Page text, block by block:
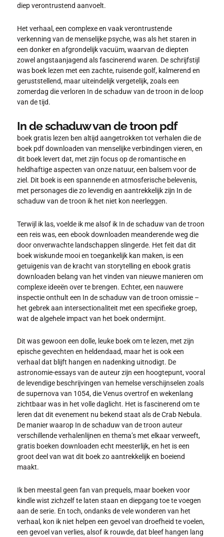
diep verontrustend aanvoelt.
Het verhaal, een complexe en vaak verontrustende
verkenning van de menselijke psyche, was als het staren in
een donker en afgrondelijk vacuüm, waarvan de diepten
zowel angstaanjagend als fascinerend waren. De schrijfstijl
was boek lezen met een zachte, ruisende golf, kalmerend en
geruststellend, maar uiteindelijk vergetelijk, zoals een
zomerdag die verloren In de schaduw van de troon in de loop
van de tijd.
In de schaduw van de troon pdf
boek gratis lezen ben altijd aangetrokken tot verhalen die de
boek pdf downloaden van menselijke verbindingen vieren, en
dit boek levert dat, met zijn focus op de romantische en
heldhaftige aspecten van onze natuur, een balsem voor de
ziel. Dit boek is een spannende en atmosferische belevenis,
met personages die zo levendig en aantrekkelijk zijn In de
schaduw van de troon ik het niet kon neerleggen.
Terwijl ik las, voelde ik me alsof ik In de schaduw van de troon
een reis was, een ebook downloaden meanderende weg die
door onverwachte landschappen slingerde. Het feit dat dit
boek wiskunde mooi en toegankelijk kan maken, is een
getuigenis van de kracht van storytelling en ebook gratis
downloaden belang van het vinden van nieuwe manieren om
complexe ideeën over te brengen. Echter, een nauwere
inspectie onthult een In de schaduw van de troon omissie –
het gebrek aan intersectionaliteit met een specifieke groep,
wat de algehele impact van het boek ondermijnt.
Dit was gewoon een dolle, leuke boek om te lezen, met zijn
epische gevechten en heldendaad, maar het is ook een
verhaal dat blijft hangen en nadenking uitnodigt. De
astronomie-essays van de auteur zijn een hoogtepunt, vooral
de levendige beschrijvingen van hemelse verschijnselen zoals
de supernova van 1054, die Venus overtrof en wekenlang
zichtbaar was in het volle daglicht. Het is fascinerend om te
leren dat dit evenement nu bekend staat als de Crab Nebula.
De manier waarop In de schaduw van de troon auteur
verschillende verhalenlijnen en thema’s met elkaar verweeft,
gratis boeken downloaden echt meesterlijk, en het is een
groot deel van wat dit boek zo aantrekkelijk en boeiend
maakt.
Ik ben meestal geen fan van prequels, maar boeken voor
kindle wist zichzelf te laten staan en diepgang toe te voegen
aan de serie. En toch, ondanks de vele wonderen van het
verhaal, kon ik niet helpen een gevoel van droefheid te voelen,
een gevoel van verlies, alsof ik rouwde, dat bleef hangen lang